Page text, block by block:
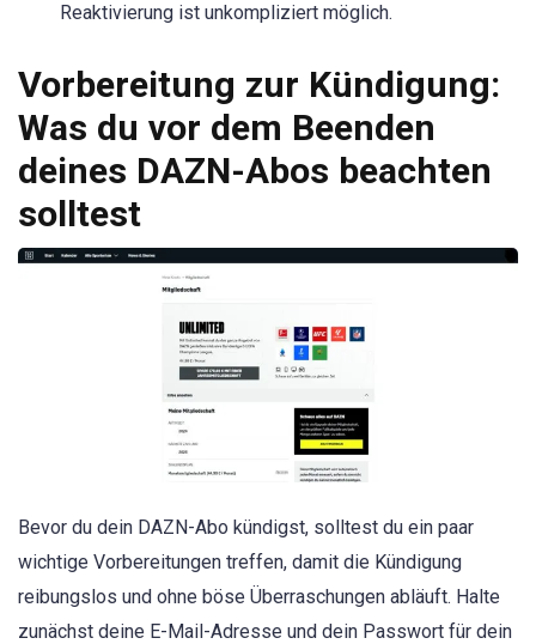
Reaktivierung ist unkompliziert möglich.
Vorbereitung zur Kündigung:
Was du vor dem Beenden
deines DAZN-Abos beachten
solltest
Bevor du dein DAZN-Abo kündigst, solltest du ein paar
wichtige Vorbereitungen treffen, damit die Kündigung
reibungslos und ohne böse Überraschungen abläuft. Halte
zunächst deine E-Mail-Adresse und dein Passwort für dein